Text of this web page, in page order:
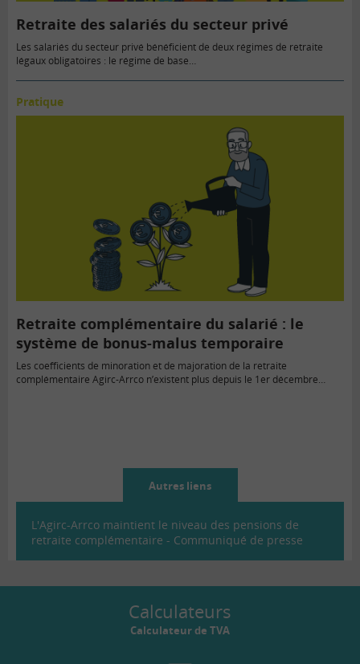
Retraite des salariés du secteur privé
Les salariés du secteur privé bénéficient de deux régimes de retraite
légaux obligatoires : le régime de base…
Pratique
Retraite complémentaire du salarié : le
système de bonus-malus temporaire
Les coefficients de minoration et de majoration de la retraite
complémentaire Agirc-Arrco n’existent plus depuis le 1er décembre…
Autres liens
L'Agirc-Arrco maintient le niveau des pensions de
retraite complémentaire - Communiqué de presse
Calculateurs
Calculateur de TVA